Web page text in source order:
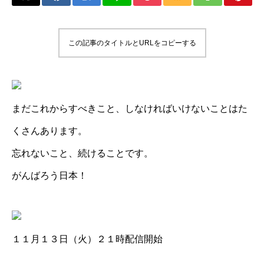
この記事のタイトルとURLをコピーする
まだこれからすべきこと、しなければいけないことはた
くさんあります。
忘れないこと、続けることです。
がんばろう日本！
１１月１３日（火）２１時配信開始